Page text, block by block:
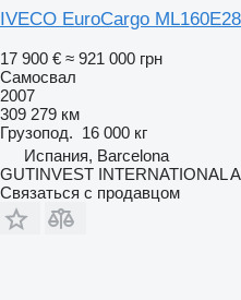
IVECO EuroCargo ML160E28
17 900 € ≈ 921 000 грн
Самосвал
2007
309 279 км
Грузопод. 16 000 кг
Испания, Barcelona
GUTINVEST INTERNATIONAL
Связаться с продавцом